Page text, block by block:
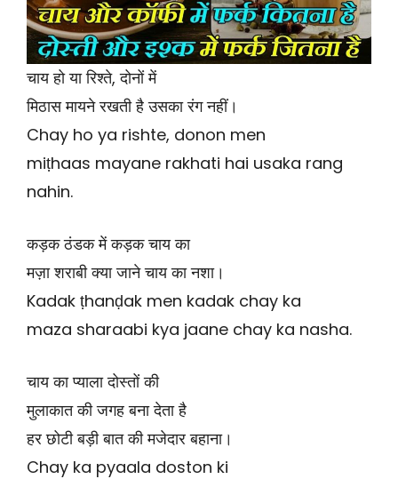
चाय हो या रिश्ते, दोनों में
मिठास मायने रखती है उसका रंग नहीं।
Chay ho ya rishte, donon men
miṭhaas mayane rakhati hai usaka rang
nahin.
कड़क ठंडक में कड़क चाय का
मज़ा शराबी क्या जाने चाय का नशा।
Kadak ṭhanḍak men kadak chay ka
maza sharaabi kya jaane chay ka nasha.
चाय का प्याला दोस्तों की
मुलाकात की जगह बना देता है
हर छोटी बड़ी बात की मजेदार बहाना।
Chay ka pyaala doston ki